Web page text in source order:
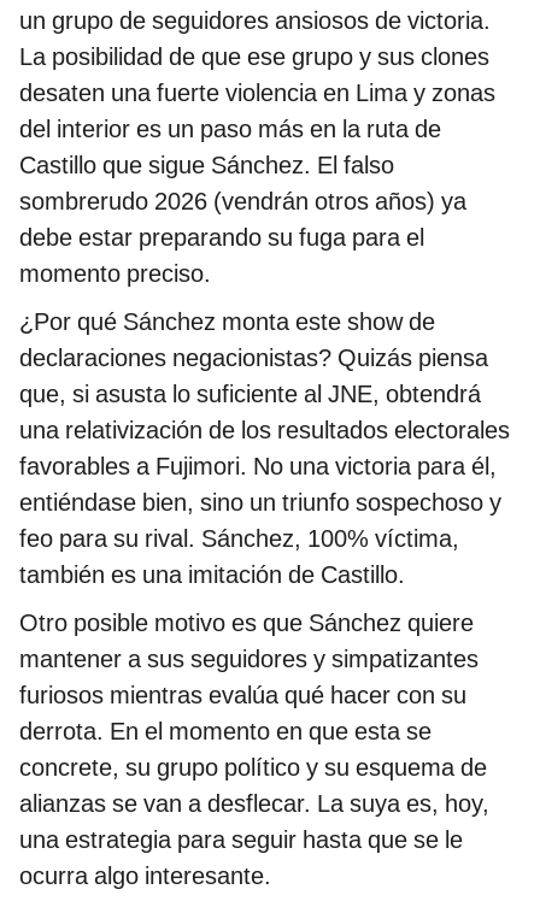
un grupo de seguidores ansiosos de victoria.
La posibilidad de que ese grupo y sus clones
desaten una fuerte violencia en Lima y zonas
del interior es un paso más en la ruta de
Castillo que sigue Sánchez. El falso
sombrerudo 2026 (vendrán otros años) ya
debe estar preparando su fuga para el
momento preciso.
¿Por qué Sánchez monta este show de
declaraciones negacionistas? Quizás piensa
que, si asusta lo suficiente al JNE, obtendrá
una relativización de los resultados electorales
favorables a Fujimori. No una victoria para él,
entiéndase bien, sino un triunfo sospechoso y
feo para su rival. Sánchez, 100% víctima,
también es una imitación de Castillo.
Otro posible motivo es que Sánchez quiere
mantener a sus seguidores y simpatizantes
furiosos mientras evalúa qué hacer con su
derrota. En el momento en que esta se
concrete, su grupo político y su esquema de
alianzas se van a desflecar. La suya es, hoy,
una estrategia para seguir hasta que se le
ocurra algo interesante.